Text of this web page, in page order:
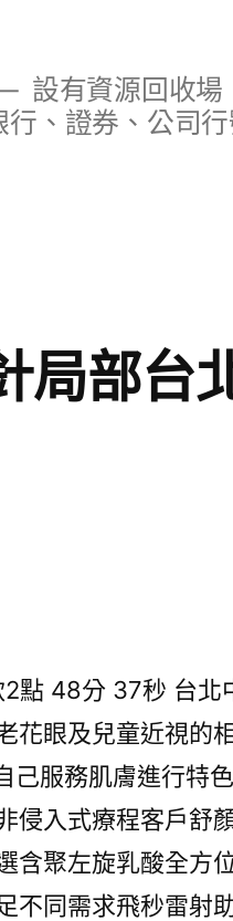
設有資源回收
、證券、公司
局部台
2點 48分 37秒 台北
花眼及兒童近視的
己服務肌膚進行特
侵入式療程客戶舒
含聚左旋乳酸全方
不同需求飛秒雷射